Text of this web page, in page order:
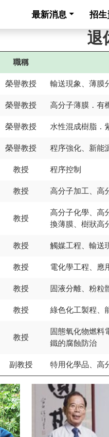
最新消息 招
退
職稱
榮譽教授 輸送現象、薄膜
榮譽教授 高分子薄膜．有
榮譽教授 水性混成樹脂．
榮譽教授 程序強化、新能
教授 程序控制
教授 高分子加工、高
教授
高分子化學、高
換薄膜、樹狀高
教授 觸媒工程、輸送
教授 電化學工程、應
教授 固液分離、粉粒
教授 綠色化工製程、
教授
固態氧化物燃料
鐵的腐蝕防治
副教授 特用化學品、高